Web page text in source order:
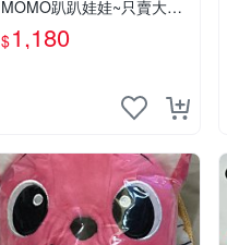
MOMO趴趴娃娃~只賣大隻
的1號~單隻價～生日禮物
$1,180